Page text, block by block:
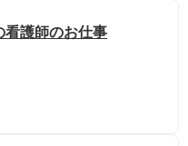
看護師のお仕事